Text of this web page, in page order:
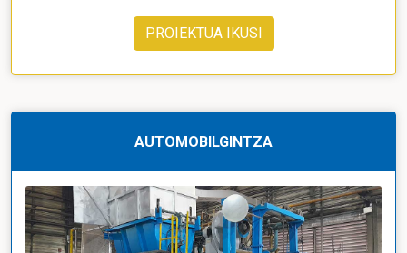
PROIEKTUA IKUSI
AUTOMOBILGINTZA